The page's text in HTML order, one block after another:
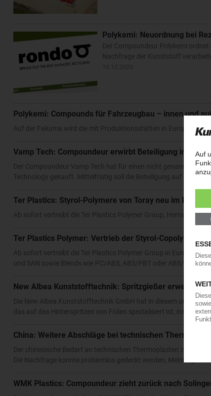
Polykemi: Neuordnung bei
Der Compoundeur Polykemi
Nachfrage der Kunststoff
Polykemi: Compounds für Fahrzeugbau – innen und
Auf der Fakuma wird die mit Produktionsstätten in Europa,
Vamp Tech: Compoundeur erwirbt Beteiligung in
Der Compoundeur Vamp Tech hat für einen nicht genannten
Technology gekauft. Mittelfristig soll die Beteiligung auf 100
Ter Plastics: Styrol-Polymere von Toray neu im Portfolio
Ab sofort vertreibt die Ter Plastics Polymer Group, Herne, die
Ter Plastics Polymer: Vertrieb der Styrol-Copolymere
Ab sofort vertreibt die Ter Plastics Polymer Group in Europa das
und SAN sowie Blends wie PC/ABS, ABS/PBT oder ABS/PET.
New Albea Kunststofftechnik: Spritzgießer erweitert
Die New Albea Kunststofftechnik GmbH hat in diesem und
das auf das Hinterspritzen von Folien spezialisiert ist,
China: Weitere Abschläge bei technischen
Der chinesische Bedarf an technischen Thermoplasten zog im
Die Nachfrage konnte problemlos gedeckt werden, Meldungen
WMK Plastics: Compoundeur zieht zurück nach